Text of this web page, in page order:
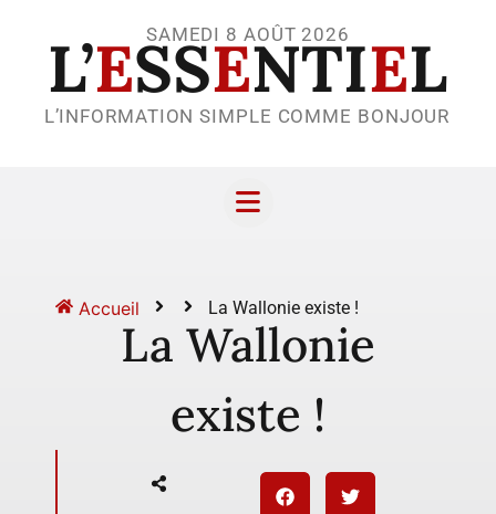
SAMEDI 8 AOÛT 2026
L’ESSENTIEL
L’INFORMATION SIMPLE COMME BONJOUR
Accueil La Wallonie existe !
La Wallonie
existe !